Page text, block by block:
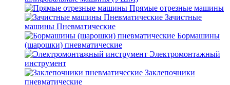
Прямые отрезные машины
Зачистные
машины Пневматические
Бормашины
(шарошки) пневматические
Электромонтажный
инструмент
Заклепочники
пневматические